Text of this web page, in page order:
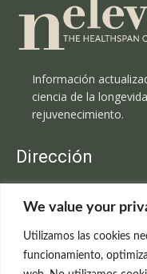
We value your
Utilizamos las cookies
funcionamiento,
Información
ciencia de la
rejuvenecimiento.
Dirección
C/Claudio
699 595 619